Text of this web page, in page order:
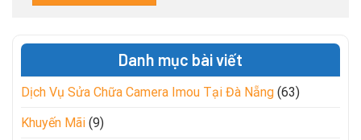
Danh mục bài viết
Dịch Vụ Sửa Chữa Camera Imou Tại Đà Nẵng (63)
Khuyến Mãi (9)